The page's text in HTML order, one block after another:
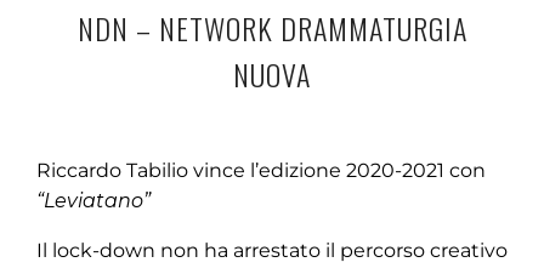
NDN – NETWORK DRAMMATURGIA
NUOVA
Riccardo Tabilio vince l’edizione 2020-2021 con
“Leviatano”
Il lock-down non ha arrestato il percorso creativo